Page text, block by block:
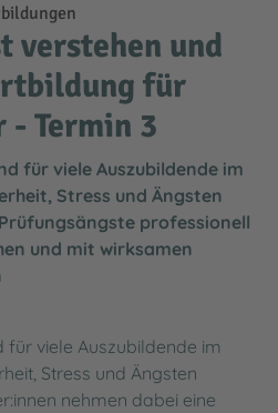
verstehen und
für
Termin 3
für viele Auszubildende im
Stress und Ängsten
professionell
und mit wirksamen
viele Auszubildende im
Stress und Ängsten
nehmen dabei eine